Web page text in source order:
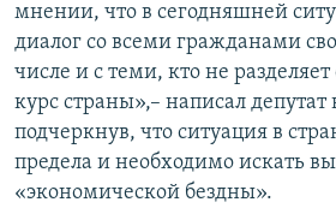
мнении, что в сегодняшней
диалог со всеми гражданами
числе и с теми, кто не
курс страны»,– написал депутат
подчеркнув, что ситуация в
предела и необходимо искать
«экономической бездны».